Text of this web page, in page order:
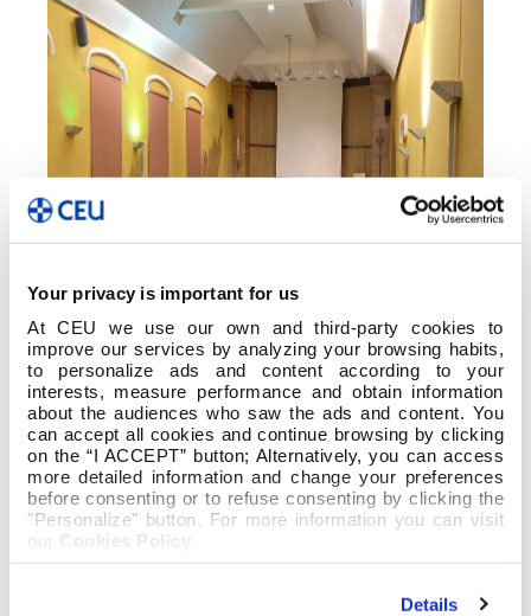
Your privacy is important for us
At CEU we use our own and third-party cookies to
improve our services by analyzing your browsing habits,
to personalize ads and content according to your
interests, measure performance and obtain information
about the audiences who saw the ads and content. You
can accept all cookies and continue browsing by clicking
on the “I ACCEPT” button; Alternatively, you can access
more detailed information and change your preferences
before consenting or to refuse consenting by clicking the
"Personalize" button. For more information you can visit
our Cookies Policy
Details